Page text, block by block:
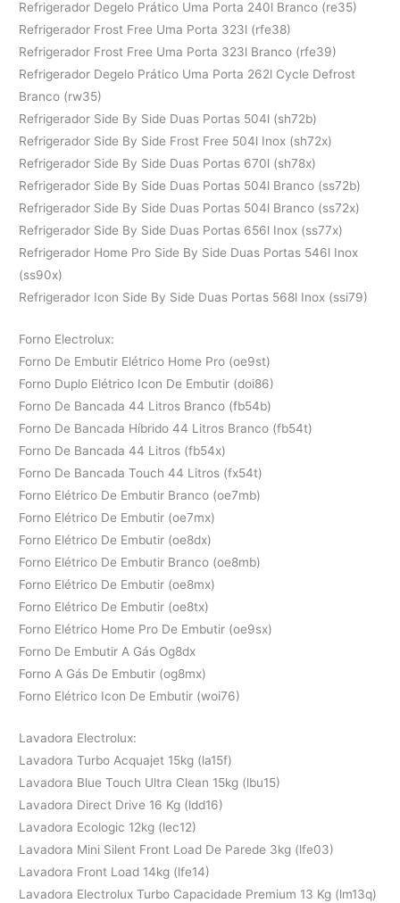
Refrigerador Degelo Prático Uma Porta 240l Branco (re35)
Refrigerador Frost Free Uma Porta 323l (rfe38)
Refrigerador Frost Free Uma Porta 323l Branco (rfe39)
Refrigerador Degelo Prático Uma Porta 262l Cycle Defrost
Branco (rw35)
Refrigerador Side By Side Duas Portas 504l (sh72b)
Refrigerador Side By Side Frost Free 504l Inox (sh72x)
Refrigerador Side By Side Duas Portas 670l (sh78x)
Refrigerador Side By Side Duas Portas 504l Branco (ss72b)
Refrigerador Side By Side Duas Portas 504l Branco (ss72x)
Refrigerador Side By Side Duas Portas 656l Inox (ss77x)
Refrigerador Home Pro Side By Side Duas Portas 546l Inox
(ss90x)
Refrigerador Icon Side By Side Duas Portas 568l Inox (ssi79)
Forno Electrolux:
Forno De Embutir Elétrico Home Pro (oe9st)
Forno Duplo Elétrico Icon De Embutir (doi86)
Forno De Bancada 44 Litros Branco (fb54b)
Forno De Bancada Híbrido 44 Litros Branco (fb54t)
Forno De Bancada 44 Litros (fb54x)
Forno De Bancada Touch 44 Litros (fx54t)
Forno Elétrico De Embutir Branco (oe7mb)
Forno Elétrico De Embutir (oe7mx)
Forno Elétrico De Embutir (oe8dx)
Forno Elétrico De Embutir Branco (oe8mb)
Forno Elétrico De Embutir (oe8mx)
Forno Elétrico De Embutir (oe8tx)
Forno Elétrico Home Pro De Embutir (oe9sx)
Forno De Embutir A Gás Og8dx
Forno A Gás De Embutir (og8mx)
Forno Elétrico Icon De Embutir (woi76)
Lavadora Electrolux:
Lavadora Turbo Acquajet 15kg (la15f)
Lavadora Blue Touch Ultra Clean 15kg (lbu15)
Lavadora Direct Drive 16 Kg (ldd16)
Lavadora Ecologic 12kg (lec12)
Lavadora Mini Silent Front Load De Parede 3kg (lfe03)
Lavadora Front Load 14kg (lfe14)
Lavadora Electrolux Turbo Capacidade Premium 13 Kg (lm13q)